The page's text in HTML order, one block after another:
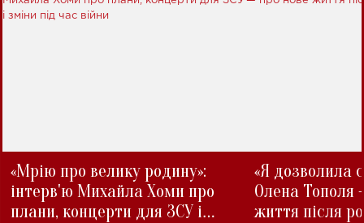
«Мрію про велику родину»:
інтерв'ю Михайла Хоми про
плани, концерти для ЗСУ і
«Я дозволила
Олена Тополя
життя після